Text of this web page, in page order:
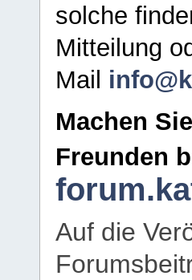
solche
Mitteilung
Mail
Machen
Freunden
Auf die